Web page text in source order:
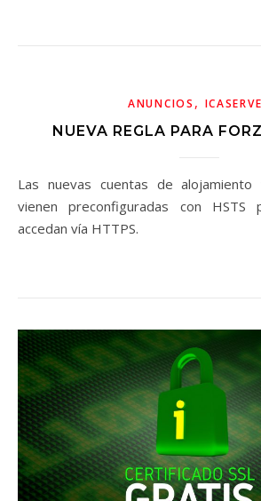
ANUNCIOS ,
NUEVA REGLA PARA
Las nuevas cuentas de alojamiento web de IcaServer
vienen preconfiguradas con HSTS
accedan vía HTTPS.